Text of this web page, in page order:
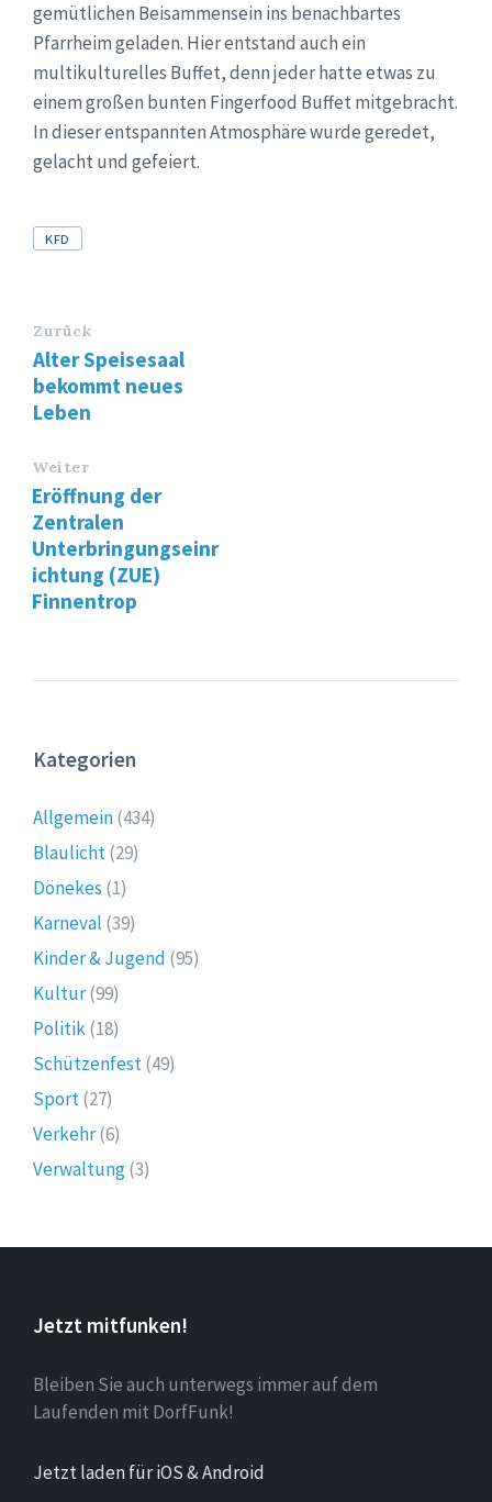
gemütlichen Beisammensein ins benachbartes
Pfarrheim geladen. Hier entstand auch ein
multikulturelles Buffet, denn jeder hatte etwas zu
einem großen bunten Fingerfood Buffet mitgebracht.
In dieser entspannten Atmosphäre wurde geredet,
gelacht und gefeiert.
Tags
KFD
Zurück
Alter Speisesaal
bekommt neues
Leben
Weiter
Eröffnung der
Zentralen
Unterbringungseinr
ichtung (ZUE)
Finnentrop
Kategorien
Allgemein(434)
Blaulicht(29)
Dönekes (1)
Karneval (39)
Kinder & Jugend (95)
Kultur(99)
Politik(18)
Schützenfest(49)
Sport(27)
Verkehr(6)
Verwaltung(3)
Jetzt mitfunken!
Bleiben Sie auch unterwegs immer auf dem
Laufenden mit DorfFunk!
Jetzt laden für iOS & Android